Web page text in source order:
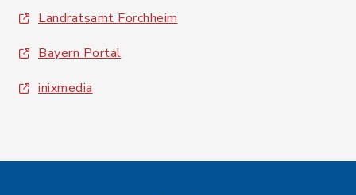
Landratsamt Forchheim
Bayern Portal
inixmedia